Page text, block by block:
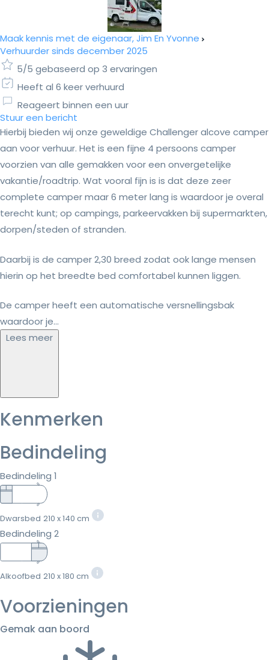
Maak kennis met de eigenaar, Jim En Yvonne
Verhuurder sinds december 2025
5/5 gebaseerd op 3 ervaringen
Heeft al 6 keer verhuurd
Reageert binnen een uur
Stuur een bericht
Hierbij bieden wij onze geweldige Challenger alcove camper
aan voor verhuur. Het is een fijne 4 persoons camper
voorzien van alle gemakken voor een onvergetelijke
vakantie/roadtrip. Wat vooral fijn is is dat deze zeer
complete camper maar 6 meter lang is waardoor je overal
terecht kunt; op campings, parkeervakken bij supermarkten,
dorpen/steden of stranden.
Daarbij is de camper 2,30 breed zodat ook lange mensen
hierin op het breedte bed comfortabel kunnen liggen.
De camper heeft een automatische versnellingsbak
waardoor je...
Lees meer
Kenmerken
Bedindeling
Bedindeling 1
Dwarsbed 210 x 140 cm
Bedindeling 2
Alkoofbed 210 x 180 cm
Voorzieningen
Gemak aan boord